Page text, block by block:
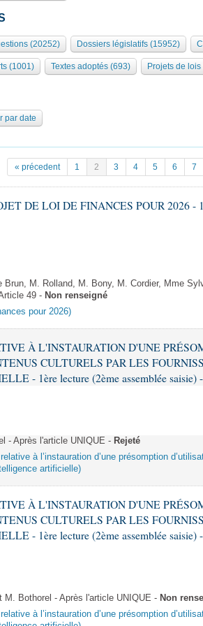
(20252) Dossiers législatifs (15952)
(1001) Textes adoptés (693) Projets de
par date
« précedent 1 2 3 4 5 6 7
DE LOI DE FINANCES POUR 2026 -
Brun, M. Rolland, M. Bony, M. Cordier, Mme
49 - Non renseigné
pour 2026)
À L'INSTAURATION D'UNE
CULTURELS PAR LES
- 1ère lecture (2ème assemblée saisie)
- Après l'article UNIQUE - Rejeté
à l’instauration d’une présomption
artificielle)
À L'INSTAURATION D'UNE
CULTURELS PAR LES
- 1ère lecture (2ème assemblée saisie)
Bothorel - Après l'article UNIQUE - Non
à l’instauration d’une présomption